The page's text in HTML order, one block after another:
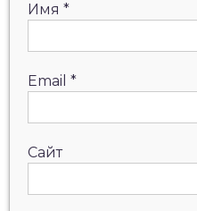
Имя *
Email *
Сайт